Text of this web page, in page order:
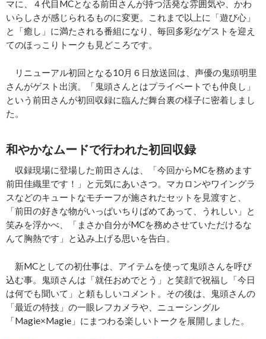
マに、４代目MCとなる前田さんが持つ活発な雰囲気や、かわ
いらしさが感じられるものに変更。これまで以上に「遊び心」
と「癒し」に満たされる番組になり、毎回多彩なゲストを迎え
てのほっこりトークも見どころです。
リニューアル初回となる10月６日放送回は、声優の鬼頭明里
さんがゲスト出演。「鬼頭さんとはプライベートでも仲良し」
という前田さんが初回収録に臨んだ舞台裏の様子に密着しまし
た。
和やかなムードで行われた初回収録
収録現場に登場した前田さんは、「今回からMCを務めます
前田佳織里です！」と元気にあいさつ。マカロンやワイングラ
スなどのキュートなモチーフが施されたセットを見渡すと、
「前田の好きな物がいっぱいちりばめてあって、うれしい」と
笑みを浮かべ、「まさか自分がMCを務めさせていただけるな
んて胸熱です」と込み上げる思いを告白。
新MCとしての初仕事は、アイテムを使って鬼頭さんを呼び
込む事。鬼頭さんは「就任おめでとう」と笑顔で祝福し「今日
は何でも聞いて」と頼もしいコメント。その後は、鬼頭さんの
「最近の特技」の一眼レフカメラや、ニューシングル
「Magie×Magie」にまつわる楽しいトークを展開しました。